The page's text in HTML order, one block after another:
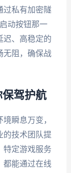
过私有加密隧
动按钮那一
迟、高稳定的
无阻，确保战
驾护航
瞬息万变，
的技术团队提
特定游戏服务
都能通过在线